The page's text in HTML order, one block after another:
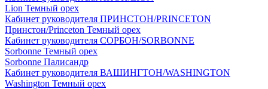
Lion Темный орех
Кабинет руководителя ПРИНСТОН/PRINCETON
Принстон/Princeton Темный орех
Кабинет руководителя СОРБОН/SORBONNE
Sorbonne Темный орех
Sorbonne Палисандр
Кабинет руководителя ВАШИНГТОН/WASHINGTON
Washington Темный орех